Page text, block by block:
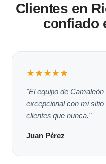
Clientes en
confiado
★★★★★
"El equipo de
excepcional con mi sitio
clientes que nunca."
Juan Pérez